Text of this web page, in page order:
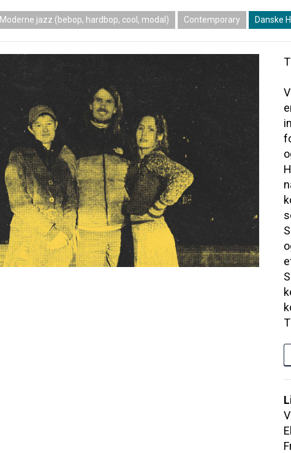
Moderne jazz (bebop, hardbop, cool, modal) Contemporary Danske